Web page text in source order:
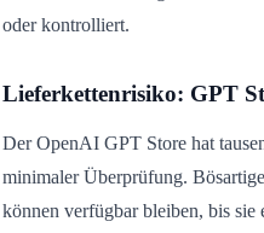
oder kontrolliert.
Lieferkettenrisiko: GPT
Der OpenAI GPT Store hat
minimaler Überprüfung.
können verfügbar bleiben, bis sie